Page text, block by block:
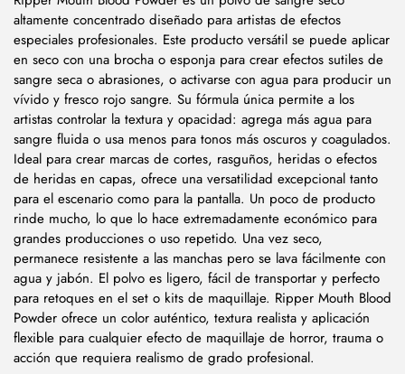
altamente concentrado diseñado para artistas de efectos
especiales profesionales. Este producto versátil se puede aplicar
en seco con una brocha o esponja para crear efectos sutiles de
sangre seca o abrasiones, o activarse con agua para producir un
vívido y fresco rojo sangre. Su fórmula única permite a los
artistas controlar la textura y opacidad: agrega más agua para
sangre fluida o usa menos para tonos más oscuros y coagulados.
Ideal para crear marcas de cortes, rasguños, heridas o efectos
de heridas en capas, ofrece una versatilidad excepcional tanto
para el escenario como para la pantalla. Un poco de producto
rinde mucho, lo que lo hace extremadamente económico para
grandes producciones o uso repetido. Una vez seco,
permanece resistente a las manchas pero se lava fácilmente con
agua y jabón. El polvo es ligero, fácil de transportar y perfecto
para retoques en el set o kits de maquillaje. Ripper Mouth Blood
Powder ofrece un color auténtico, textura realista y aplicación
flexible para cualquier efecto de maquillaje de horror, trauma o
acción que requiera realismo de grado profesional.